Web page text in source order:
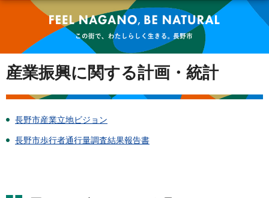
この街で、わたしらしく生きる。長野市
産業振興に関する計画・統計
長野市産業立地ビジョン
長野市歩行者通行量調査結果報告書